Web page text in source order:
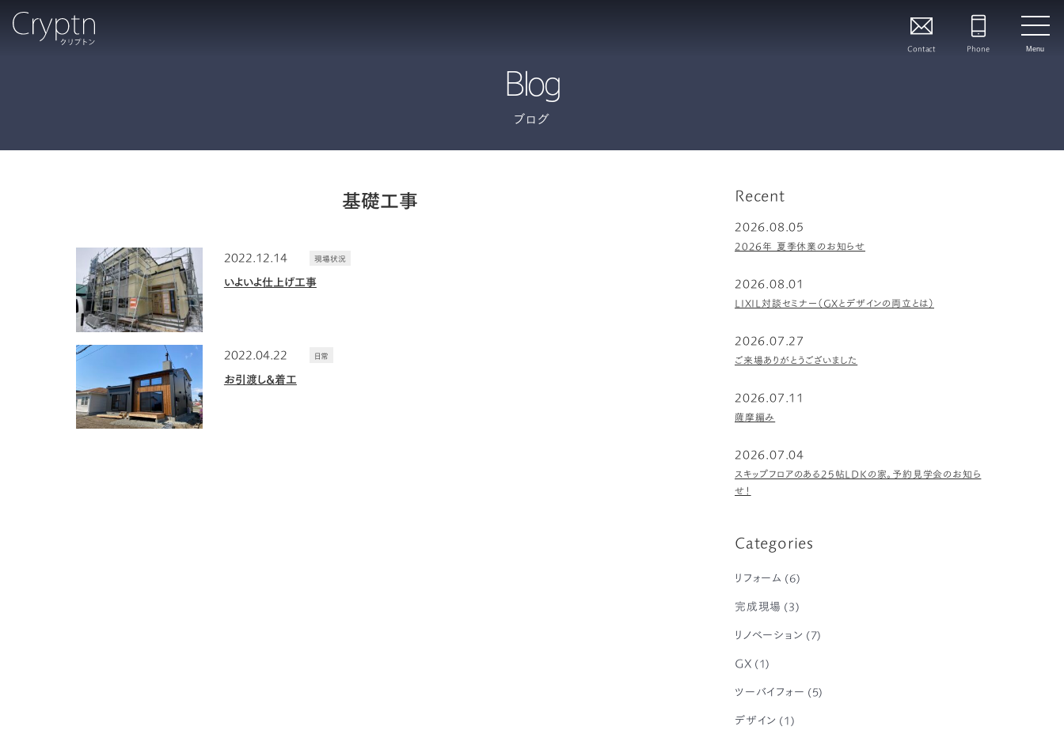
Contact Phone Menu
Blog
ブログ
基礎工事
いよいよ仕上げ工事
現場状況
2022.12.14
お引渡し&着工
日常
2022.04.22
Recent
2026.08.05
2026年 夏季休業のお知らせ
2026.08.01
LIXIL対談セミナー（GXとデザインの両立とは）
2026.07.27
ご来場ありがとうございました
2026.07.11
薩摩編み
2026.07.04
スキップフロアのある25帖LDKの家。予約見学会のお知ら
せ！
Categories
リフォーム (6)
完成現場 (3)
リノベーション (7)
GX (1)
ツーバイフォー (5)
デザイン (1)